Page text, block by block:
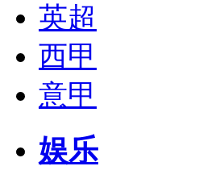
英超
西甲
意甲
娱乐